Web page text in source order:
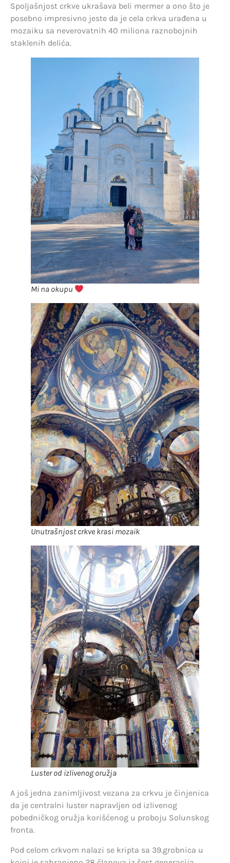
Spoljašnjost crkve ukrašava beli mermer a ono što je
posebno impresivno jeste da je cela crkva urađena u
mozaiku sa neverovatnih 40 miliona raznobojnih
staklenih delića.
Mi na okupu
Unutrašnjost crkve krasi mozaik
Luster od izlivenog oružja
A još jedna zanimljivost vezana za crkvu je činjenica
da je centralni luster napravljen od izlivenog
pobedničkog oružja korišćenog u proboju Solunskog
fronta.
Pod celom crkvom nalazi se kripta sa 39.grobnica u